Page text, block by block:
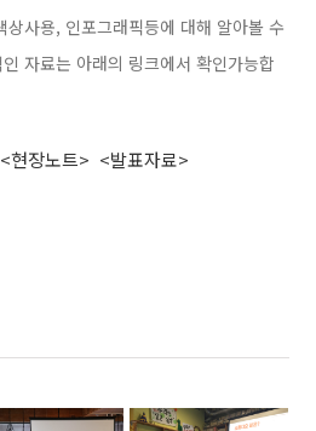
사용, 인포그래픽등에 대해 알아볼 수
자료는 아래의 링크에서 확인가능합
<현장노트> <발표자료>